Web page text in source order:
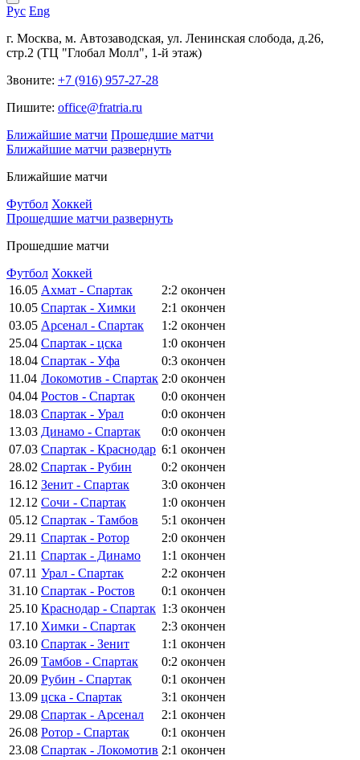
Рус Eng
г. Москва, м. Автозаводская, ул. Ленинская слобода, д.26,
стр.2 (ТЦ "Глобал Молл", 1-й этаж)
Звоните: +7 (916) 957-27-28
Пишите: office@fratria.ru
Ближайшие матчи Прошедшие матчи
Ближайшие матчи развернуть
Ближайшие матчи
Футбол Хоккей
Прошедшие матчи развернуть
Прошедшие матчи
Футбол Хоккей
16.05 Ахмат - Спартак 2:2 окончен
10.05 Спартак - Химки 2:1 окончен
03.05 Арсенал - Спартак 1:2 окончен
25.04 Спартак - цска 1:0 окончен
18.04 Спартак - Уфа 0:3 окончен
11.04 Локомотив - Спартак 2:0 окончен
04.04 Ростов - Спартак 0:0 окончен
18.03 Спартак - Урал 0:0 окончен
13.03 Динамо - Спартак 0:0 окончен
07.03 Спартак - Краснодар 6:1 окончен
28.02 Спартак - Рубин 0:2 окончен
16.12 Зенит - Спартак 3:0 окончен
12.12 Сочи - Спартак 1:0 окончен
05.12 Спартак - Тамбов 5:1 окончен
29.11 Спартак - Ротор 2:0 окончен
21.11 Спартак - Динамо 1:1 окончен
07.11 Урал - Спартак 2:2 окончен
31.10 Спартак - Ростов 0:1 окончен
25.10 Краснодар - Спартак 1:3 окончен
17.10 Химки - Спартак 2:3 окончен
03.10 Спартак - Зенит 1:1 окончен
26.09 Тамбов - Спартак 0:2 окончен
20.09 Рубин - Спартак 0:1 окончен
13.09 цска - Спартак 3:1 окончен
29.08 Спартак - Арсенал 2:1 окончен
26.08 Ротор - Спартак 0:1 окончен
23.08 Спартак - Локомотив 2:1 окончен